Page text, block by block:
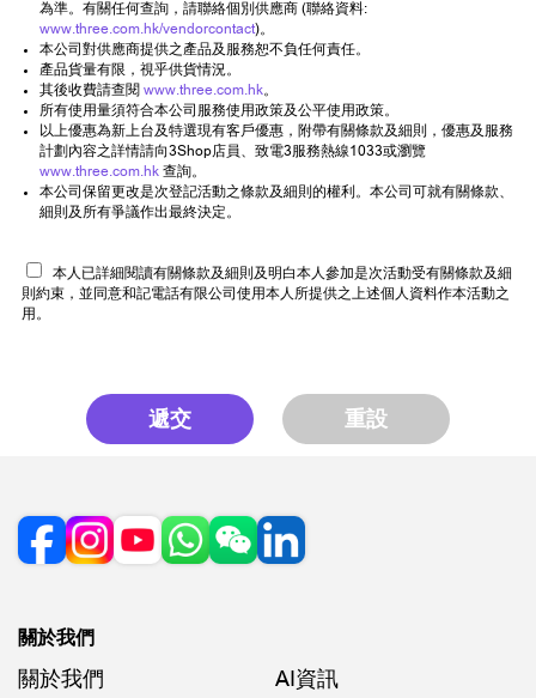
為準。有關任何查詢，請聯絡個別供應商 (聯絡資料:
www.three.com.hk/vendorcontact)。
本公司對供應商提供之產品及服務恕不負任何責任。
產品貨量有限，視乎供貨情況。
其後收費請查閱 www.three.com.hk。
所有使用量須符合本公司服務使用政策及公平使用政策。
以上優惠為新上台及特選現有客戶優惠，附帶有關條款及細則，優惠及服務
計劃內容之詳情請向3Shop店員、致電3服務熱線1033或瀏覽
www.three.com.hk 查詢。
本公司保留更改是次登記活動之條款及細則的權利。本公司可就有關條款、
細則及所有爭議作出最終決定。
本人已詳細閱讀有關條款及細則及明白本人參加是次活動受有關條款及細
則約束，並同意和記電話有限公司使用本人所提供之上述個人資料作本活動之
用。
遞交 重設
關於我們
關於我們
AI資訊